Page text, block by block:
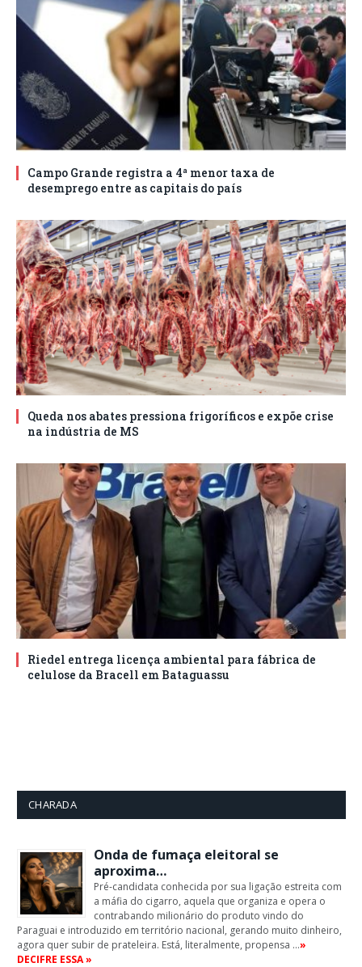
Campo Grande registra a 4ª menor taxa de
desemprego entre as capitais do país
Queda nos abates pressiona frigoríficos e expõe crise
na indústria de MS
Riedel entrega licença ambiental para fábrica de
celulose da Bracell em Bataguassu
CHARADA
Onda de fumaça eleitoral se
aproxima…
Pré-candidata conhecida por sua ligação estreita com
a máfia do cigarro, aquela que organiza e opera o
contrabando milionário do produto vindo do
Paraguai e introduzido em território nacional, gerando muito dinheiro,
agora quer subir de prateleira. Está, literalmente, propensa …»
DECIFRE ESSA »